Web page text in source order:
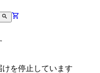
を停止しています